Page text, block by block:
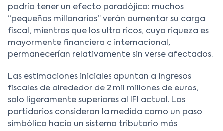
podría tener un efecto paradójico: muchos
“pequeños millonarios” verán aumentar su carga
fiscal, mientras que los ultra ricos, cuya riqueza es
mayormente financiera o internacional,
permanecerían relativamente sin verse afectados.
Las estimaciones iniciales apuntan a ingresos
fiscales de alrededor de 2 mil millones de euros,
solo ligeramente superiores al IFI actual. Los
partidarios consideran la medida como un paso
simbólico hacia un sistema tributario más